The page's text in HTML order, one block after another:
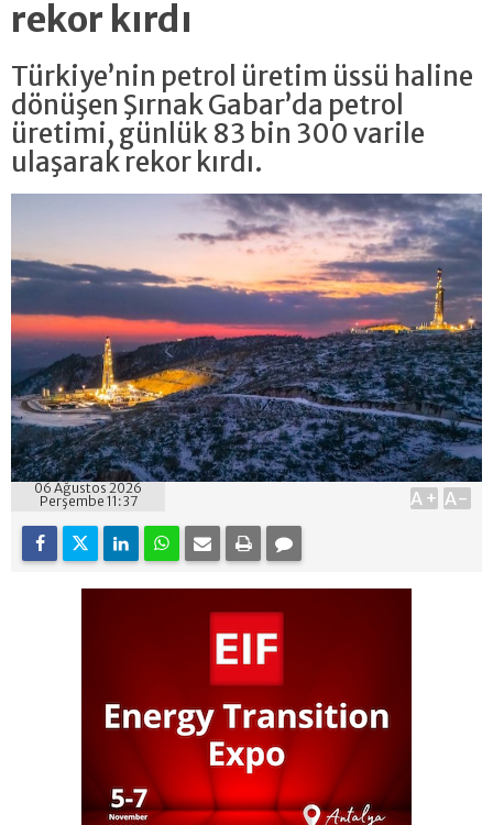
rekor kırdı
Türkiye’nin petrol üretim üssü haline
dönüşen Şırnak Gabar’da petrol
üretimi, günlük 83 bin 300 varile
ulaşarak rekor kırdı.
06 Ağustos 2026
Perşembe 11:37
A+ A-